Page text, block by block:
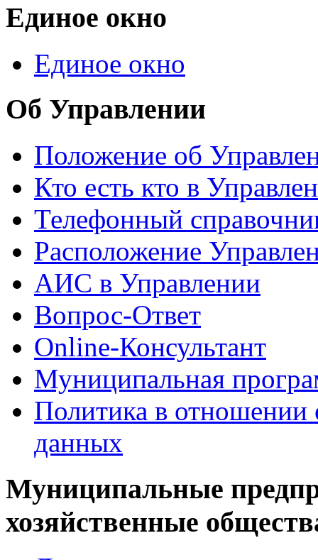
Единое окно
Единое окно
Об Управлении
Положение об
Кто есть кто в
Телефонный
Расположение
АИС в Управлении
Вопрос-Ответ
Online-Консультант
Муниципальная
Политика в отношении
данных
Муниципальные
хозяйственные